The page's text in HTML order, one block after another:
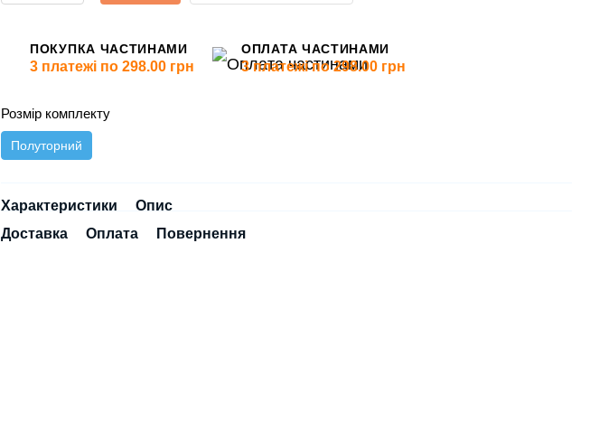
ПОКУПКА ЧАСТИНАМИ
3 платежі по 298.00 грн
ОПЛАТА ЧАСТИНАМИ
3 платежі по 298.00 грн
Розмір комплекту
Полуторний
Характеристики
Опис
Доставка
Оплата Повернення